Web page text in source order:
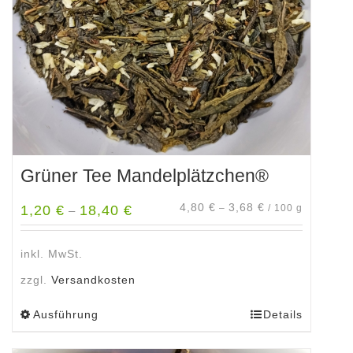
Grüner Tee Mandelplätzchen®
1,20 € – 18,40 € 4,80 € – 3,68 € / 100 g
inkl. MwSt.
zzgl. Versandkosten
Ausführung Details